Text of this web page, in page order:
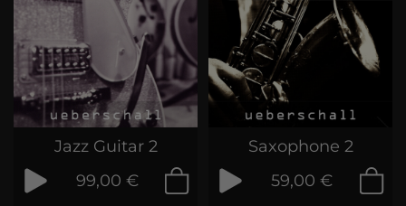
Jazz Guitar 2
99,00 €
Saxophone 2
59,00 €